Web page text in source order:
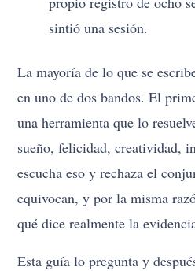
sintió una sesión.
La mayoría de lo que se
en uno de dos bandos. El
una herramienta que lo
sueño, felicidad, creatividad,
escucha eso y rechaza el
equivocan, y por la misma
qué dice realmente la
Esta guía lo pregunta y